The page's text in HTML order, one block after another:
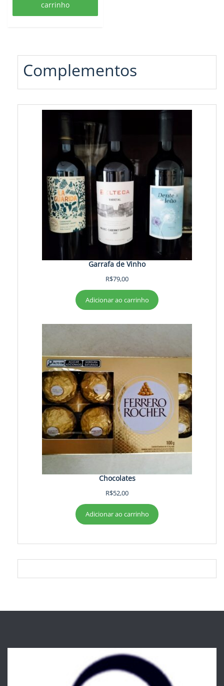
carrinho
Complementos
Garrafa de Vinho
R$79,00
Adicionar ao carrinho
Chocolates
R$52,00
Adicionar ao carrinho